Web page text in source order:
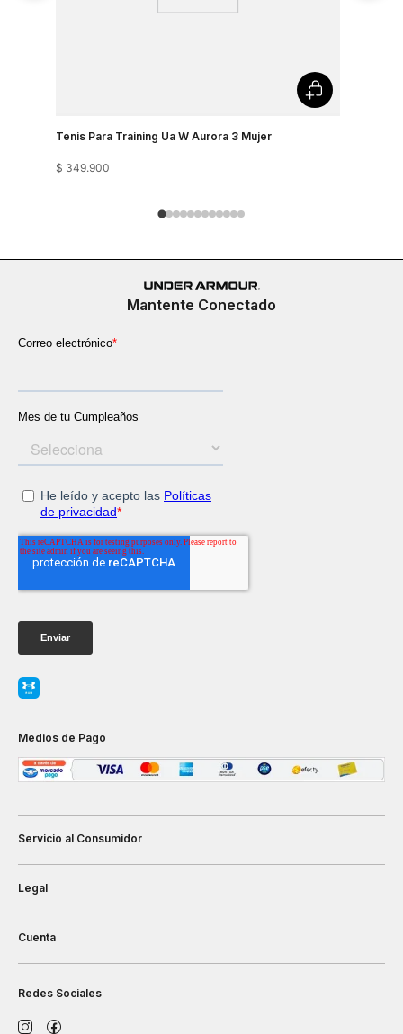
Tenis Para Training Ua W Aurora 3 Mujer
$ 349.900
Mantente Conectado
Medios de Pago
Servicio al Consumidor
Legal
Cuenta
Redes Sociales